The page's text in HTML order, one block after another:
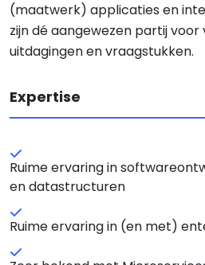
(maatwerk) applicaties en
zijn dé aangewezen partij voor
uitdagingen en vraagstukken.
Expertise
Ruime ervaring in
en datastructuren
Ruime ervaring in (en met)